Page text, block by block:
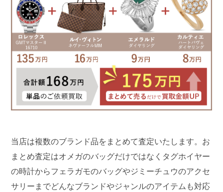
当店は複数のブランド品をまとめて査定いたします。お
まとめ査定はオメガのバッグだけではなくタグホイヤー
の時計からフェラガモのバッグやジミーチュウのアクセ
サリーまでどんなブランドやジャンルのアイテムも対応